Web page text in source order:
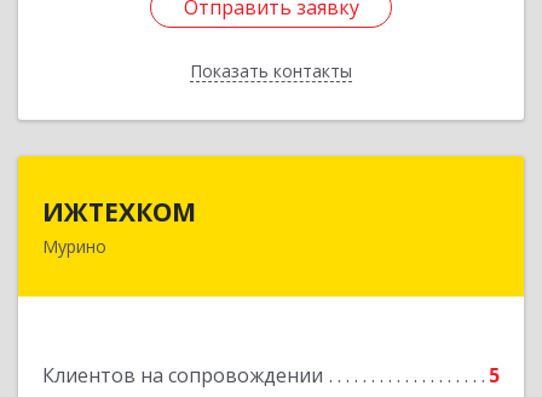
Отправить заявку
Показать контакты
Отправить заявку
Назад
ИЖТЕХКОМ
Мурино
Клиентов на сопровождении
5
188677, Ленинградская обл, Всеволожский р-н,